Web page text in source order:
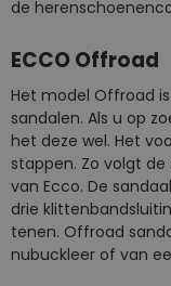
de
ECCO Offroad
Het model Offroad
sandalen. Als u op
het deze wel. Het
stappen. Zo volgt
van Ecco. De
drie
tenen. Offroad
nubuckleer of van